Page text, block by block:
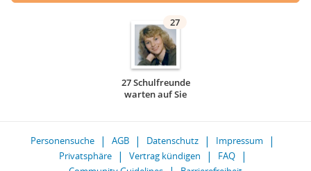
27
27 Schulfreunde
warten auf Sie
Personensuche AGB Datenschutz
Impressum
Privatsphäre
Vertrag kündigen
FAQ